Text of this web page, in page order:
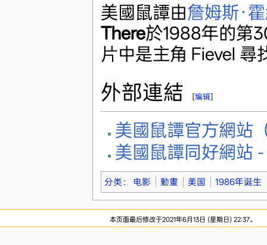
美國鼠譚由詹姆斯·
There於1988年的第
片中是主角 Fievel 尋
外部連結 [编辑]
美國鼠譚官方網站
美國鼠譚同好網站
分类 ： 电影 動畫 美国 1986年诞生
本页面最后修改于2021年6月13日 (星期日) 22:37。